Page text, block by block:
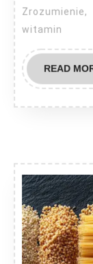
witamin
READ